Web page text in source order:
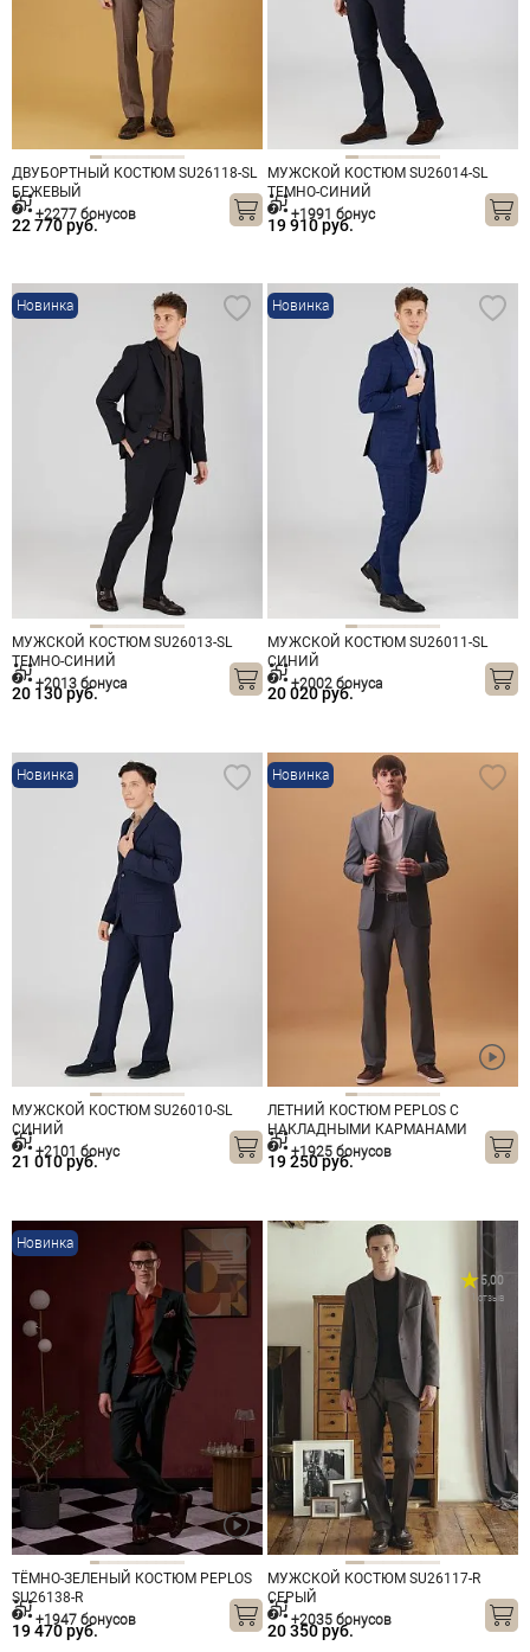
ДВУБОРТНЫЙ КОСТЮМ SU26118-SL
БЕЖЕВЫЙ
22 770 руб.
+2277 бонусов
МУЖСКОЙ КОСТЮМ SU26014-SL
ТЕМНО-СИНИЙ
19 910 руб.
+1991 бонус
Новинка
МУЖСКОЙ КОСТЮМ SU26013-SL
ТЕМНО-СИНИЙ
20 130 руб.
+2013 бонуса
Новинка
МУЖСКОЙ КОСТЮМ SU26011-SL
СИНИЙ
20 020 руб.
+2002 бонуса
Новинка
МУЖСКОЙ КОСТЮМ SU26010-SL
СИНИЙ
21 010 руб.
+2101 бонус
Новинка
ЛЕТНИЙ КОСТЮМ PEPLOS С
НАКЛАДНЫМИ КАРМАНАМИ
SU26802-R ЗЕЛЕНЫЙ
19 250 руб.
+1925 бонусов
Новинка
ТЁМНО-ЗЕЛЕНЫЙ КОСТЮМ PEPLOS
SU26138-R
19 470 руб.
+1947 бонусов
МУЖСКОЙ КОСТЮМ SU26117-R
СЕРЫЙ
5,00
1 отзыв
20 350 руб.
+2035 бонусов